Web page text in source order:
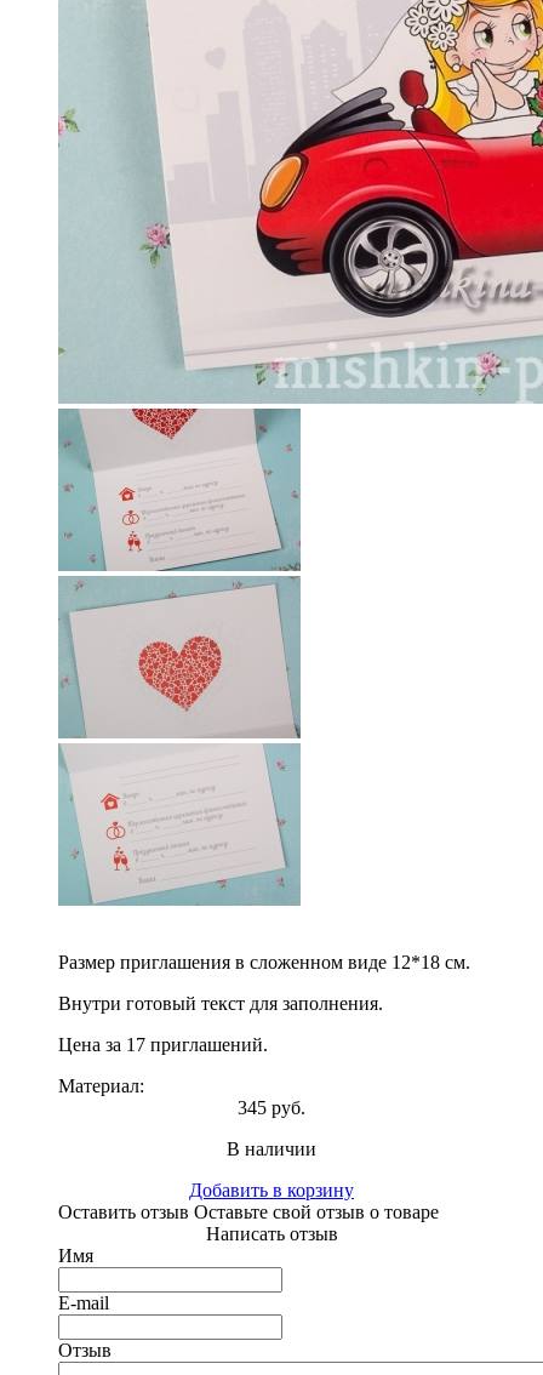
Размер приглашения в сложенном виде 12*18 см.
Внутри готовый текст для заполнения.
Цена за 17 приглашений.
Материал:
345 руб.
В наличии
Добавить в корзину
Оставить отзыв Оставьте свой отзыв о товаре
Написать отзыв
Имя
E-mail
Отзыв